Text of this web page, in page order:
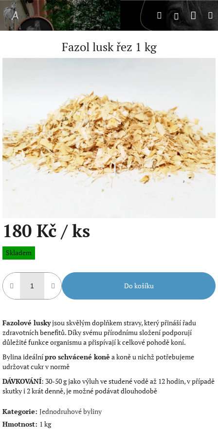
Přejít
na
obsah
HledatPřihlášení
Fazol lusk řez 1 kg
180 Kč / ks
Měrná
cena:
Skladem
Do košíku
Fazolové luskyjsou skvělým doplňkem stravy, který přináší řadu
zdravotních benefitů. Díky svému přírodnímu složení podporují
důležité funkce organismu a přispívají k celkové pohodě koní.
Bylina ideálnípro schvácené koně a koně u nichž potřebujeme
udržovat cukr v normě
DÁVKOVÁNÍ: 30-50 g jako výluh ve studené vodě až 12 hodin, v případě
skutky i 2 krát denně, je možné podávat dlouhodobě
Kategorie: Jednodruhové byliny
Hmotnost: 1 kg